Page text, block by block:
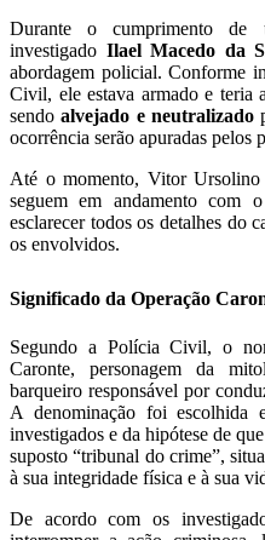
Durante o cumprimento de
investigado Ilael Macedo da
abordagem policial. Conforme
Civil, ele estava armado e teria
sendoalvejado e neutralizado
ocorrência serão apuradas pelos
Até o momento, Vitor
seguem em andamento com
esclarecer todos os detalhes do
os envolvidos.
Significado da Operação
Segundo a Polícia Civil, o
Caronte, personagem da
barqueiro responsável por
A denominação foi escolhida
investigados e da hipótese de
suposto “tribunal do crime”,
à sua integridade física e à sua
De acordo com os